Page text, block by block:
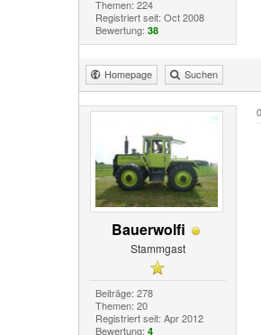
Themen: 224
Registriert seit: Oct 2008
Bewertung: 38
Homepage Suchen
Bauerwolfi
Stammgast
Beiträge: 278
Themen: 20
Registriert seit: Apr 2012
Bewertung: 4